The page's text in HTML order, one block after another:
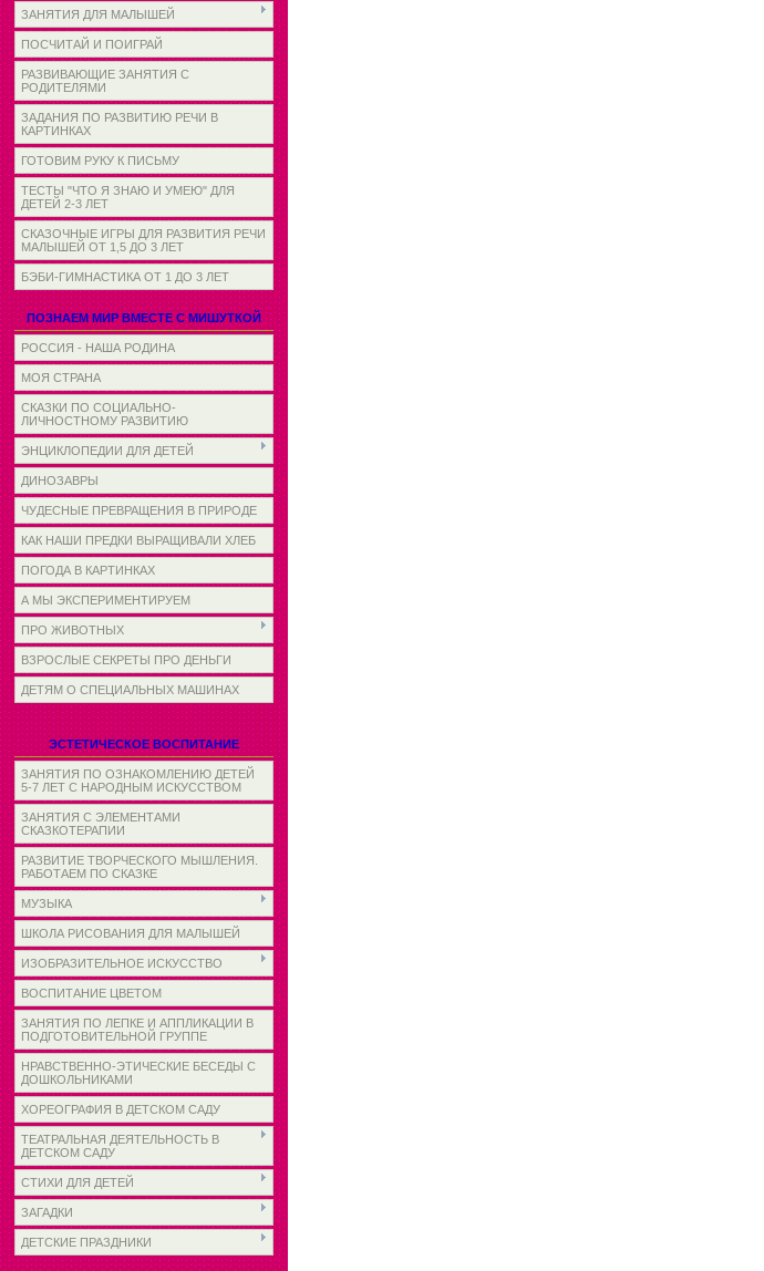
ЗАНЯТИЯ ДЛЯ МАЛЫШЕЙ
ПОСЧИТАЙ И ПОИГРАЙ
РАЗВИВАЮЩИЕ ЗАНЯТИЯ С
РОДИТЕЛЯМИ
ЗАДАНИЯ ПО РАЗВИТИЮ РЕЧИ В
КАРТИНКАХ
ГОТОВИМ РУКУ К ПИСЬМУ
ТЕСТЫ "ЧТО Я ЗНАЮ И УМЕЮ" ДЛЯ
ДЕТЕЙ 2-3 ЛЕТ
СКАЗОЧНЫЕ ИГРЫ ДЛЯ РАЗВИТИЯ РЕЧИ
МАЛЫШЕЙ ОТ 1,5 ДО 3 ЛЕТ
БЭБИ-ГИМНАСТИКА ОТ 1 ДО 3 ЛЕТ
ПОЗНАЕМ МИР ВМЕСТЕ С МИШУТКОЙ
РОССИЯ - НАША РОДИНА
МОЯ СТРАНА
СКАЗКИ ПО СОЦИАЛЬНО-
ЛИЧНОСТНОМУ РАЗВИТИЮ
ЭНЦИКЛОПЕДИИ ДЛЯ ДЕТЕЙ
ДИНОЗАВРЫ
ЧУДЕСНЫЕ ПРЕВРАЩЕНИЯ В ПРИРОДЕ
КАК НАШИ ПРЕДКИ ВЫРАЩИВАЛИ ХЛЕБ
ПОГОДА В КАРТИНКАХ
А МЫ ЭКСПЕРИМЕНТИРУЕМ
ПРО ЖИВОТНЫХ
ВЗРОСЛЫЕ СЕКРЕТЫ ПРО ДЕНЬГИ
ДЕТЯМ О СПЕЦИАЛЬНЫХ МАШИНАХ
ЭСТЕТИЧЕСКОЕ ВОСПИТАНИЕ
ЗАНЯТИЯ ПО ОЗНАКОМЛЕНИЮ ДЕТЕЙ
5-7 ЛЕТ С НАРОДНЫМ ИСКУССТВОМ
ЗАНЯТИЯ С ЭЛЕМЕНТАМИ
СКАЗКОТЕРАПИИ
РАЗВИТИЕ ТВОРЧЕСКОГО МЫШЛЕНИЯ.
РАБОТАЕМ ПО СКАЗКЕ
МУЗЫКА
ШКОЛА РИСОВАНИЯ ДЛЯ МАЛЫШЕЙ
ИЗОБРАЗИТЕЛЬНОЕ ИСКУССТВО
ВОСПИТАНИЕ ЦВЕТОМ
ЗАНЯТИЯ ПО ЛЕПКЕ И АППЛИКАЦИИ В
ПОДГОТОВИТЕЛЬНОЙ ГРУППЕ
НРАВСТВЕННО-ЭТИЧЕСКИЕ БЕСЕДЫ С
ДОШКОЛЬНИКАМИ
ХОРЕОГРАФИЯ В ДЕТСКОМ САДУ
ТЕАТРАЛЬНАЯ ДЕЯТЕЛЬНОСТЬ В
ДЕТСКОМ САДУ
СТИХИ ДЛЯ ДЕТЕЙ
ЗАГАДКИ
ДЕТСКИЕ ПРАЗДНИКИ